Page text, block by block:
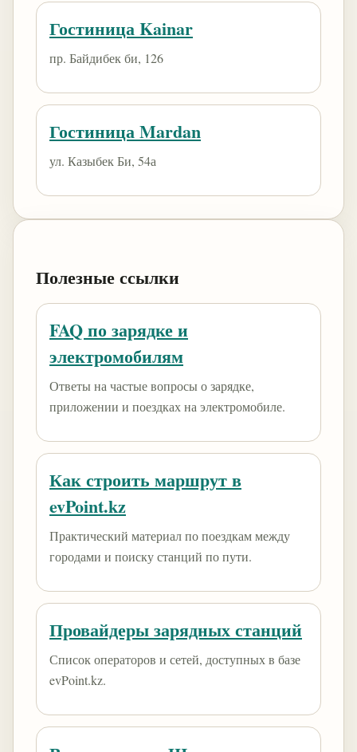
Гостиница Kainar
пр. Байдибек би, 126
Гостиница Mardan
ул. Казыбек Би, 54а
Полезные ссылки
FAQ по зарядке и
электромобилям
Ответы на частые вопросы о зарядке,
приложении и поездках на электромобиле.
Как строить маршрут в
evPoint.kz
Практический материал по поездкам между
городами и поиску станций по пути.
Провайдеры зарядных станций
Список операторов и сетей, доступных в базе
evPoint.kz.